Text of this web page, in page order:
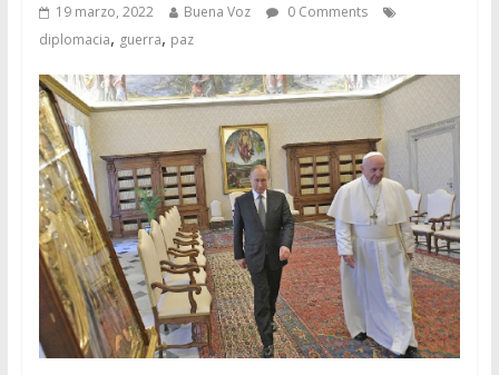
19 marzo, 2022 Buena Voz
0 Comments
diplomacia, guerra, paz